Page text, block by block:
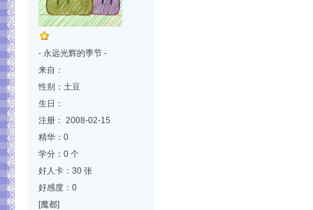
- 永远光辉的季节 -
来自：
性别：土豆
生日：
注册： 2008-02-15
精华：0
学分：0 个
好人卡：30 张
好感度：0
[魔都]